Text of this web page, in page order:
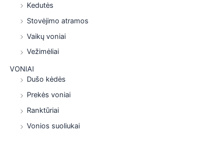
Kedutės
Stovėjimo atramos
Vaikų voniai
Vežimėliai
VONIAI
Dušo kėdės
Prekės voniai
Ranktūriai
Vonios suoliukai